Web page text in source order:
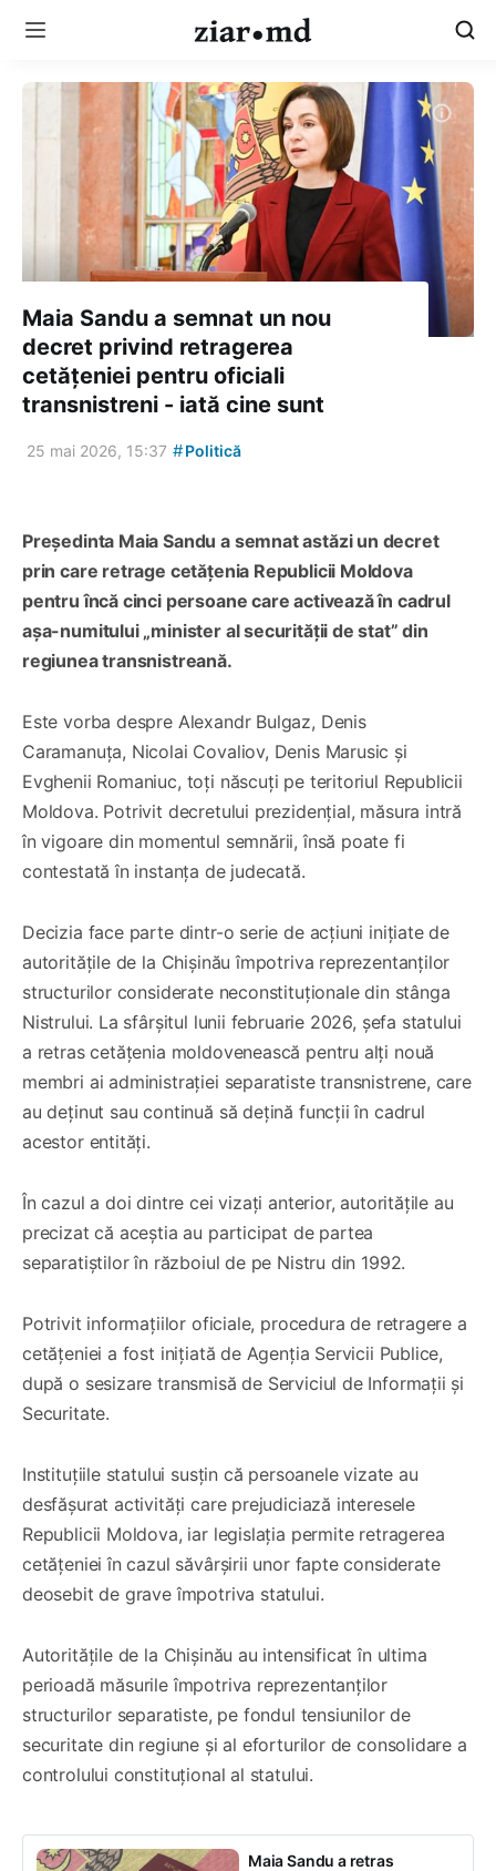
Maia Sandu a semnat un nou
decret privind retragerea
cetățeniei pentru oficiali
transnistreni - iată cine sunt
25 mai 2026, 15:37 #Politică
Președinta Maia Sandu a semnat astăzi un decret
prin care retrage cetățenia Republicii Moldova
pentru încă cinci persoane care activează în cadrul
așa-numitului „minister al securității de stat” din
regiunea transnistreană.
Este vorba despre Alexandr Bulgaz, Denis
Caramanuța, Nicolai Covaliov, Denis Marusic și
Evghenii Romaniuc, toți născuți pe teritoriul Republicii
Moldova. Potrivit decretului prezidențial, măsura intră
în vigoare din momentul semnării, însă poate fi
contestată în instanța de judecată.
Decizia face parte dintr-o serie de acțiuni inițiate de
autoritățile de la Chișinău împotriva reprezentanților
structurilor considerate neconstituționale din stânga
Nistrului. La sfârșitul lunii februarie 2026, șefa statului
a retras cetățenia moldovenească pentru alți nouă
membri ai administrației separatiste transnistrene, care
au deținut sau continuă să dețină funcții în cadrul
acestor entități.
În cazul a doi dintre cei vizați anterior, autoritățile au
precizat că aceștia au participat de partea
separatiștilor în războiul de pe Nistru din 1992.
Potrivit informațiilor oficiale, procedura de retragere a
cetățeniei a fost inițiată de Agenția Servicii Publice,
după o sesizare transmisă de Serviciul de Informații și
Securitate.
Instituțiile statului susțin că persoanele vizate au
desfășurat activități care prejudiciază interesele
Republicii Moldova, iar legislația permite retragerea
cetățeniei în cazul săvârșirii unor fapte considerate
deosebit de grave împotriva statului.
Autoritățile de la Chișinău au intensificat în ultima
perioadă măsurile împotriva reprezentanților
structurilor separatiste, pe fondul tensiunilor de
securitate din regiune și al eforturilor de consolidare a
controlului constituțional al statului.
Maia Sandu a retras